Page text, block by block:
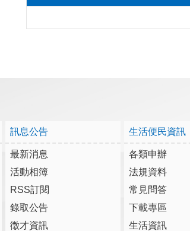
訊息公告
最新消息
活動相簿
RSS訂閱
錄取公告
徵才資訊
生活便民資訊
各類申辦
法規資料
常見問答
下載專區
生活資訊